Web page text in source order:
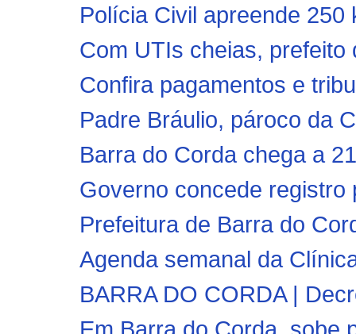
Polícia Civil apreende
Com UTIs cheias,
Confira pagamentos e
Padre Bráulio, pároco da
Barra do Corda chega a
Governo concede
Prefeitura de Barra do
Agenda semanal da
BARRA DO CORDA |
Em Barra do Corda, sobe